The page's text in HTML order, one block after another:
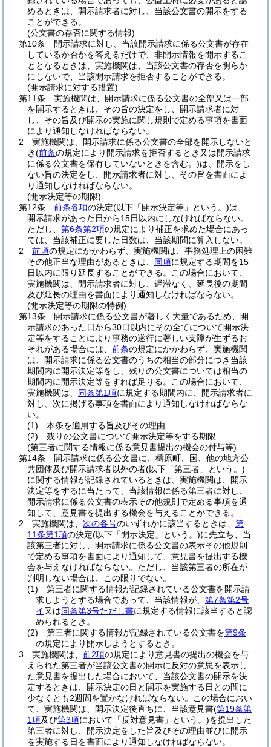
めるときは、開示請求者に対し、当該公文書の開示をする
ことができる。
(公文書の存否に関する情報)
第10条
開示請求に対し、当該開示請求に係る公文書が存在
しているか否かを答えるだけで、非開示情報を開示するこ
ととなるときは、実施機関は、当該公文書の存否を明らか
にしないで、当該開示請求を拒否することができる。
(開示請求に対する措置)
第11条
実施機関は、開示請求に係る公文書の全部又は一部
を開示するときは、その旨の決定をし、開示請求者に対
し、その旨及び開示の実施に関し規則で定める事項を書面
により通知しなければならない。
2
実施機関は、開示請求に係る公文書の全部を開示しないと
き(前条の規定により開示請求を拒否するとき又は開示請求
に係る公文書を保有していないときを含む。)は、開示をし
ない旨の決定をし、開示請求者に対し、その旨を書面によ
り通知しなければならない。
(開示決定等の期限)
第12条
前条各項の決定(以下「開示決定等」という。)は、
開示請求があった日から15日以内にしなければならない。
ただし、 第6条第2項の規定により補正を求めた場合にあっ
ては、当該補正に要した日数は、当該期間に算入しない。
2
前項の規定にかかわらず、実施機関は、事務処理上の困難
その他正当な理由があるときは、 同項に規定する期間を15
日以内に限り延長することができる。
この場合において、
実施機関は、開示請求者に対し、遅滞なく、延長後の期間
及び延長の理由を書面により通知しなければならない。
(開示決定等の期限の特例)
第13条
開示請求に係る公文書が著しく大量であるため、開
示請求のあった日から30日以内にその全てについて開示決
定等をすることにより事務の遂行に著しい支障が生ずるお
それがある場合には、 前条の規定にかかわらず、実施機関
は、開示請求に係る公文書のうちの相当の部分につき当該
期間内に開示決定等をし、残りの公文書については相当の
期間内に開示決定等をすれば足りる。
この場合において、
実施機関は、 同条第1項に規定する期間内に、開示請求者に
対し、次に掲げる事項を書面により通知しなければならな
い。
(1)
本条を適用する旨及びその理由
(2)
残りの公文書について開示決定等をする期限
(第三者に関する情報に係る意見書提出の機会の付与等)
第14条
開示請求に係る公文書に、檮原町、国、他の地方公
共団体及び開示請求者以外の者(以下「第三者」という。)
に関する情報が記録されているときは、実施機関は、開示
決定等をするに当たって、当該情報に係る第三者に対し、
開示請求に係る公文書の表示その他規則で定める事項を通
知して、意見書を提出する機会を与えることができる。
2
実施機関は、 次の各号のいずれかに該当するときは、 第
11条第1項の決定(以下「開示決定」という。)に先立ち、当
該第三者に対し、開示請求に係る公文書の表示その他規則
で定める事項を書面により通知して、意見書を提出する機
会を与えなければならない。 ただし、当該第三者の所在が
判明しない場合は、この限りでない。
(1)
第三者に関する情報が記録されている公文書を開示請
求しようとする場合であって、当該情報が、 第7条第2号
イ 又は同条第3号ただし書に規定する情報に該当すると認
められるとき。
(2)
第三者に関する情報が記録されている公文書を第9条
の規定により開示しようとするとき。
3
実施機関は、 前2項の規定により意見書の提出の機会を与
えられた第三者が当該公文書の開示に反対の意思を表示し
た意見書を提出した場合において、当該公文書の開示を決
定するときは、開示決定の日と開示を実施する日との間に
少なくとも2週間を置かなければならない。
この場合におい
て、実施機関は、開示決定後直ちに、当該意見書(第19条第
1項及び第3項において「反対意見書」という。)を提出した
第三者に対し、開示決定をした旨及びその理由並びに開示
を実施する日を書面により通知しなければならない。